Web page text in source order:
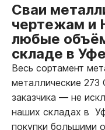
Сваи
чертежам и
любые
складе в Уфе
Весь сортамент
металлические
заказчика — не
наших складах в
покупки большими